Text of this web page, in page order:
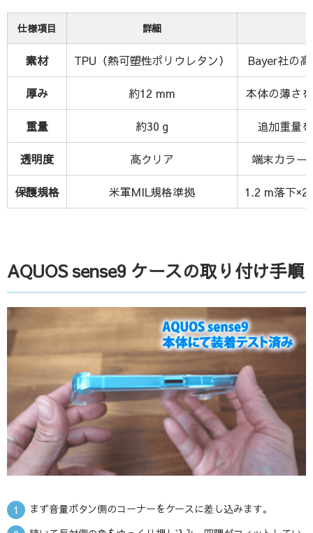
仕様項目 詳細
素材 TPU（熱可塑性ポリウレタン） Bayer社の
厚み 約12 mm 本体の薄さ
重量 約30 g 追加重量
透明度 高クリア 端末カラー
保護規格 米軍MIL規格準拠 1.2 m落下
AQUOS sense9 ケースの取り付け手順
まず音量ボタン側のコーナーをケースに差し込みます。